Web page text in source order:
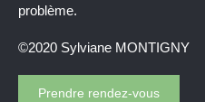
problème.
©2020 Sylviane MONTIGNY
Prendre rendez-vous